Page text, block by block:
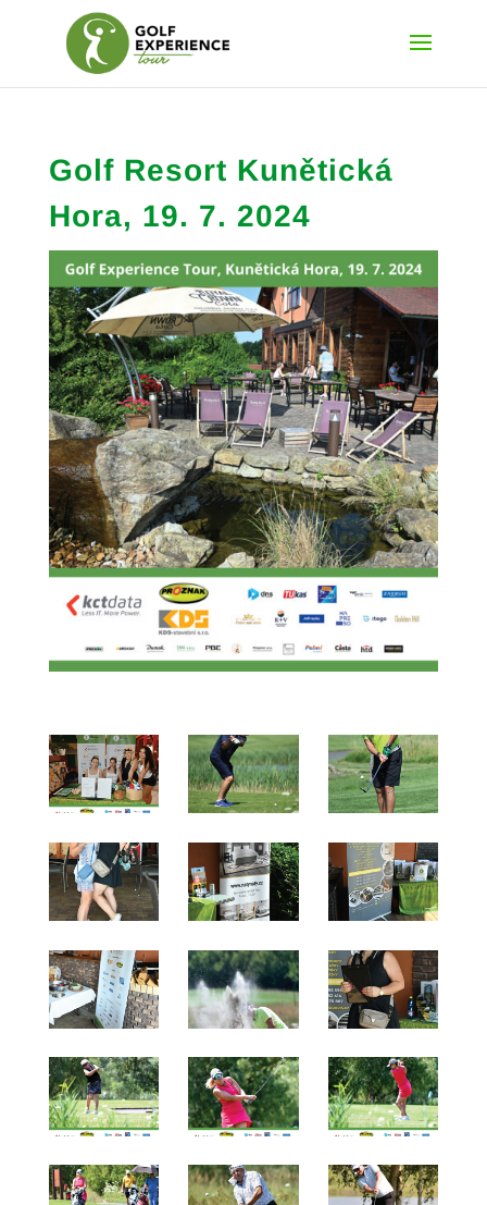
Golf Resort Kunětická
Hora, 19. 7. 2024